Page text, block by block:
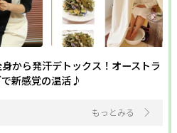
から発汗デトックス！オーストラ
新感覚の温活♪
もっとみる